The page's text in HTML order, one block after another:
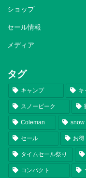
ショップ
セール情報
メディア
タグ
キャンプ キ
スノーピーク
Coleman snow
セール お得
タイムセール祭り
コンパクト